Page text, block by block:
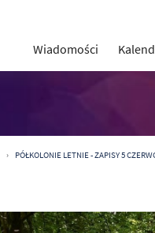
Wiadomości
PÓŁKOLONIE LETNIE - ZAPISY 5